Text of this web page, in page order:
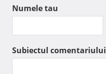
Numele tau
Subiectul comentariului